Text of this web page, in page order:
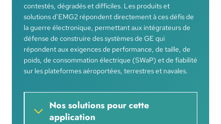
contestés, dégradés et difficiles. Les produits et
solutions d’EMG2 répondent directement à ces défis de
la guerre électronique, permettant aux intégrateurs de
défense de construire des systèmes de GE qui
répondent aux exigences de performance, de taille, de
poids, de consommation électrique (SWaP) et de fiabilité
sur les plateformes aéroportées, terrestres et navales.
Nos solutions pour cette
application